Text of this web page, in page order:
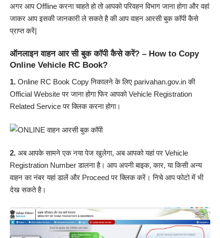
अगर आप Offline करना चाहते हो तो आपको परिवहन विभाग जाना होगा और वहां
जाकर आप इसकी जानकारी ले सकते है की आप वाहन आरसी बुक कॉपी कैसे
प्राप्त करें|
ऑनलाइन वाहन आर सी बुक कॉपी कैसे करें? – How to Copy
Online Vehicle RC Book?
1. Online RC Book Copy निकालने के लिए parivahan.gov.inकी
Official Website पर जाना होगा फिर आपको Vehicle Registration
Related Service पर क्लिक करना होगा।
2. अब आपके सामने एक नया पेज खुलेगा, अब आपको यहां पर Vehicle
Registration Number डालना है। आप अपनी बाइक, कार, या किसी अन्य
वाहन का नंबर यहां डालें और Proceed पर क्लिक करें। निचे आप फोटो में भी
देख सकते है।